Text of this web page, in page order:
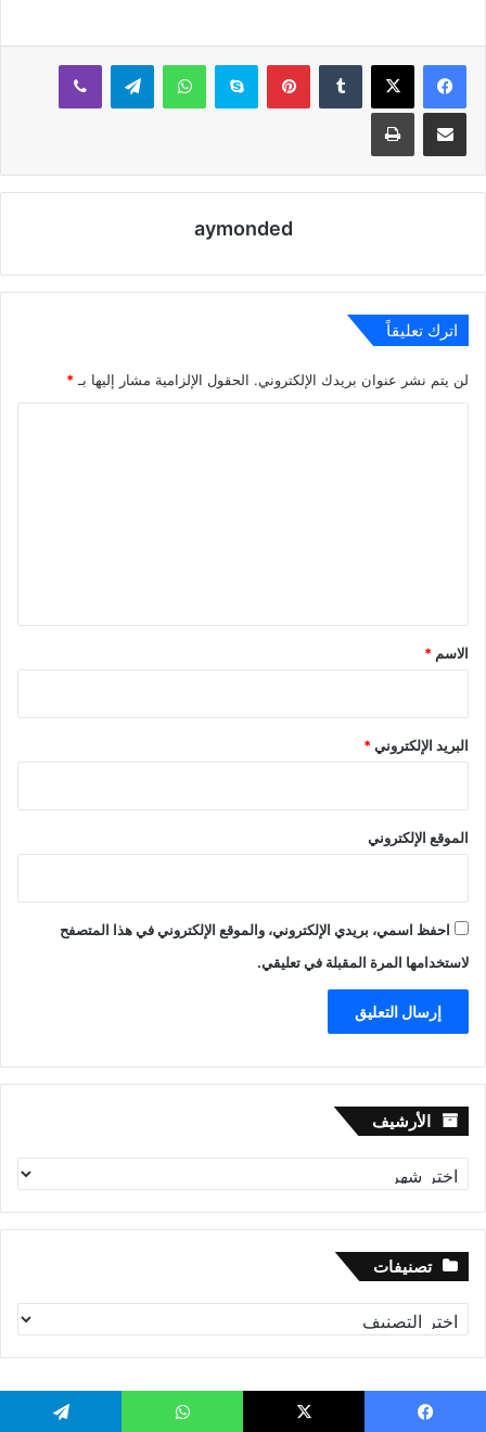
بينتيريستسكايب واتساب تيلقرام ڤايبر
مشاركة عبر البريد طباعة
aymonded
اترك تعليقاً
لن يتم نشر عنوان بريدك الإلكتروني. الحقول الإلزامية مشار إليها بـ *
*
الاسم *
البريد الإلكتروني*
الموقع الإلكتروني
احفظ اسمي، بريدي الإلكتروني، والموقع الإلكتروني في هذا المتصفح
لاستخدامها المرة المقبلة في تعليقي.
الأرشيف الأرشيف
تصنيفات
تصنيفات